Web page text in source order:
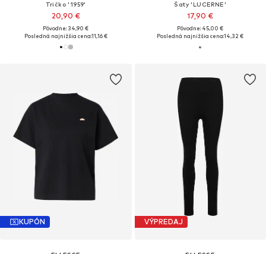
Tričko '1959'
20,90 €
Pôvodne: 34,90 €
Posledná najnižšia cena:11,16 €
Šaty 'LUCERNE'
17,90 €
Pôvodne: 45,00 €
Posledná najnižšia cena:14,32 €
KUPÓN VÝPREDAJ